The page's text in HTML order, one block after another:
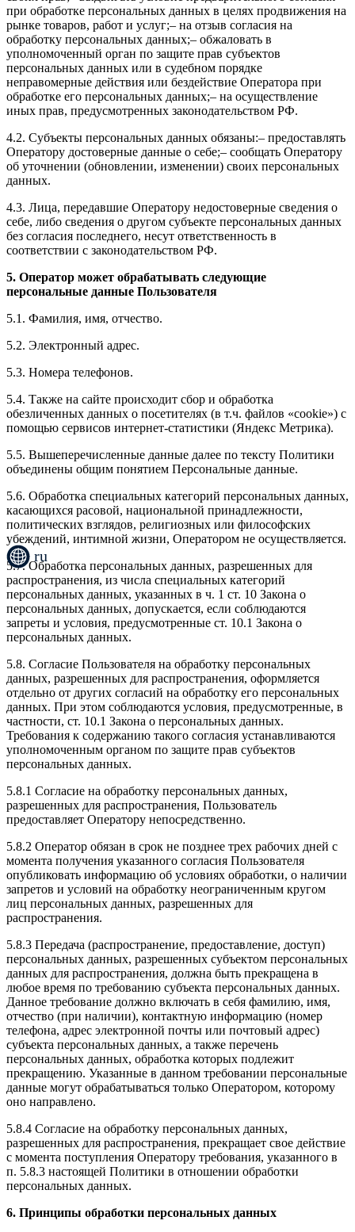
ru
при обработке персональных данных в целях продвижения на
рынке товаров, работ и услуг;– на отзыв согласия на
обработку персональных данных;– обжаловать в
уполномоченный орган по защите прав субъектов
персональных данных или в судебном порядке
неправомерные действия или бездействие Оператора при
обработке его персональных данных;– на осуществление
иных прав, предусмотренных законодательством РФ.
4.2. Субъекты персональных данных обязаны:– предоставлять
Оператору достоверные данные о себе;– сообщать Оператору
об уточнении (обновлении, изменении) своих персональных
данных.
4.3. Лица, передавшие Оператору недостоверные сведения о
себе, либо сведения о другом субъекте персональных данных
без согласия последнего, несут ответственность в
соответствии с законодательством РФ.
5. Оператор может обрабатывать следующие
персональные данные Пользователя
5.1. Фамилия, имя, отчество.
5.2. Электронный адрес.
5.3. Номера телефонов.
5.4. Также на сайте происходит сбор и обработка
обезличенных данных о посетителях (в т.ч. файлов «cookie») с
помощью сервисов интернет-статистики (Яндекс Метрика).
5.5. Вышеперечисленные данные далее по тексту Политики
объединены общим понятием Персональные данные.
5.6. Обработка специальных категорий персональных данных,
касающихся расовой, национальной принадлежности,
политических взглядов, религиозных или философских
убеждений, интимной жизни, Оператором не осуществляется.
5.7. Обработка персональных данных, разрешенных для
распространения, из числа специальных категорий
персональных данных, указанных в ч. 1 ст. 10 Закона о
персональных данных, допускается, если соблюдаются
запреты и условия, предусмотренные ст. 10.1 Закона о
персональных данных.
5.8. Согласие Пользователя на обработку персональных
данных, разрешенных для распространения, оформляется
отдельно от других согласий на обработку его персональных
данных. При этом соблюдаются условия, предусмотренные, в
частности, ст. 10.1 Закона о персональных данных.
Требования к содержанию такого согласия устанавливаются
уполномоченным органом по защите прав субъектов
персональных данных.
5.8.1 Согласие на обработку персональных данных,
разрешенных для распространения, Пользователь
предоставляет Оператору непосредственно.
5.8.2 Оператор обязан в срок не позднее трех рабочих дней с
момента получения указанного согласия Пользователя
опубликовать информацию об условиях обработки, о наличии
запретов и условий на обработку неограниченным кругом
лиц персональных данных, разрешенных для
распространения.
5.8.3 Передача (распространение, предоставление, доступ)
персональных данных, разрешенных субъектом персональных
данных для распространения, должна быть прекращена в
любое время по требованию субъекта персональных данных.
Данное требование должно включать в себя фамилию, имя,
отчество (при наличии), контактную информацию (номер
телефона, адрес электронной почты или почтовый адрес)
субъекта персональных данных, а также перечень
персональных данных, обработка которых подлежит
прекращению. Указанные в данном требовании персональные
данные могут обрабатываться только Оператором, которому
оно направлено.
5.8.4 Согласие на обработку персональных данных,
разрешенных для распространения, прекращает свое действие
с момента поступления Оператору требования, указанного в
п. 5.8.3 настоящей Политики в отношении обработки
персональных данных.
6. Принципы обработки персональных данных